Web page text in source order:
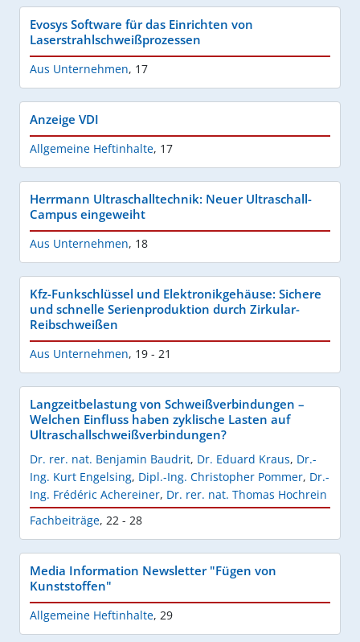
Evosys Software für das Einrichten von
Laserstrahlschweißprozessen
Aus Unternehmen, 17
Anzeige VDI
Allgemeine Heftinhalte, 17
Herrmann Ultraschalltechnik: Neuer Ultraschall-
Campus eingeweiht
Aus Unternehmen, 18
Kfz-Funkschlüssel und Elektronikgehäuse: Sichere
und schnelle Serienproduktion durch Zirkular-
Reibschweißen
Aus Unternehmen, 19 - 21
Langzeitbelastung von Schweißverbindungen –
Welchen Einfluss haben zyklische Lasten auf
Ultraschallschweißverbindungen?
Dr. rer. nat. Benjamin Baudrit, Dr. Eduard Kraus, Dr.-
Ing. Kurt Engelsing, Dipl.-Ing. Christopher Pommer, Dr.-
Ing. Frédéric Achereiner, Dr. rer. nat. Thomas Hochrein
Fachbeiträge, 22 - 28
Media Information Newsletter "Fügen von
Kunststoffen"
Allgemeine Heftinhalte, 29